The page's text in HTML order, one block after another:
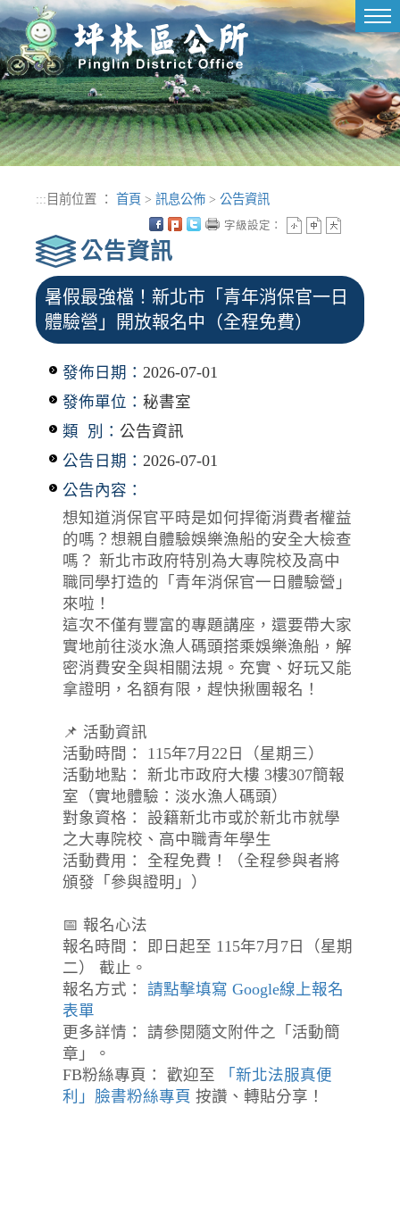
進入內容區塊
::: 目前位置 ： 首頁 > 訊息公佈 > 公告資訊
公告資訊
字級設定：
暑假最強檔！新北市「青年消保官一日
體驗營」開放報名中（全程免費）
發佈日期： 2026-07-01
發佈單位： 秘書室
類 別： 公告資訊
公告日期： 2026-07-01
公告內容：
想知道消保官平時是如何捍衛消費者權益
的嗎？想親自體驗娛樂漁船的安全大檢查
嗎？ 新北市政府特別為大專院校及高中
職同學打造的「青年消保官一日體驗營」
來啦！
這次不僅有豐富的專題講座，還要帶大家
實地前往淡水漁人碼頭搭乘娛樂漁船，解
密消費安全與相關法規。充實、好玩又能
拿證明，名額有限，趕快揪團報名！
📌 活動資訊
活動時間： 115年7月22日（星期三）
活動地點： 新北市政府大樓 3樓307簡報
室（實地體驗：淡水漁人碼頭）
對象資格： 設籍新北市或於新北市就學
之大專院校、高中職青年學生
活動費用： 全程免費！（全程參與者將
頒發「參與證明」）
📅 報名心法
報名時間： 即日起至 115年7月7日（星期
二） 截止。
報名方式：
請點擊填寫 Google線上報名
表單
更多詳情： 請參閱隨文附件之「活動簡
章」。
FB粉絲專頁： 歡迎至
「新北法服真便
利」臉書粉絲專頁 按讚、轉貼分享！